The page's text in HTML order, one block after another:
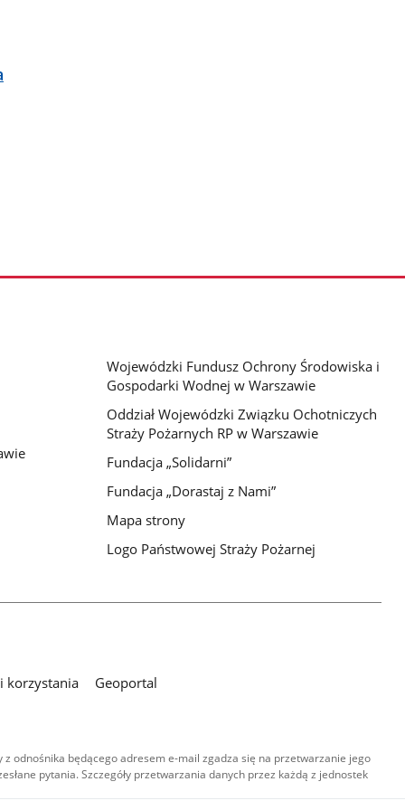
Wojewódzki Fundusz Ochrony Środowiska i
Gospodarki Wodnej w Warszawie
Oddział Wojewódzki Związku Ochotniczych
Straży Pożarnych RP w Warszawie
Fundacja „Solidarni”
Fundacja „Dorastaj z Nami”
Mapa strony
Logo Państwowej Straży Pożarnej
korzystania
Geoportal
odnośnika będącego adresem e-mail zgadza się na przetwarzanie jego
pytania. Szczegóły przetwarzania danych przez każdą z jednostek